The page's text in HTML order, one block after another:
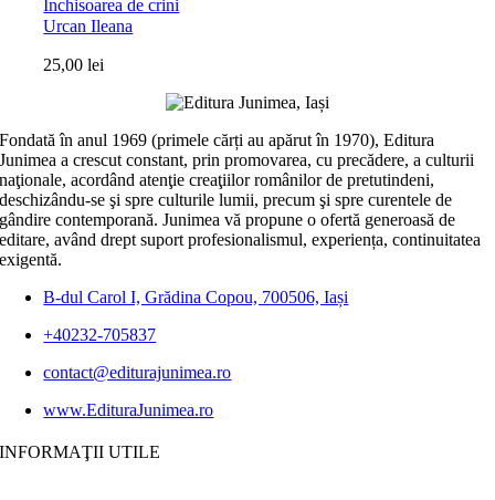
Închisoarea de crini
Urcan Ileana
25,00lei
Fondată în anul 1969 (primele cărți au apărut în 1970), Editura
Junimea a crescut constant, prin promovarea, cu precădere, a culturii
naţionale, acordând atenţie creaţiilor românilor de pretutindeni,
deschizându-se şi spre culturile lumii, precum şi spre curentele de
gândire contemporană. Junimea vă propune o ofertă generoasă de
editare, având drept suport profesionalismul, experiența, continuitatea
exigentă.
B-dul Carol I, Grădina Copou, 700506, Iași
+40232-705837
contact@editurajunimea.ro
www.EdituraJunimea.ro
INFORMAŢII UTILE